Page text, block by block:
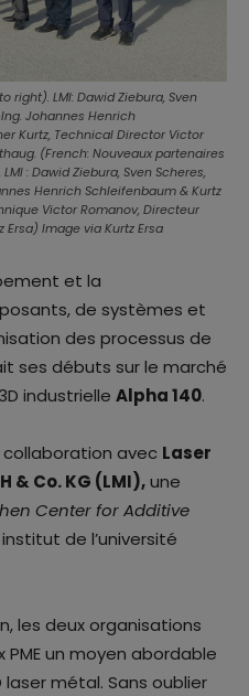
LMI: Dawid Ziebura, Sven
Johannes Henrich
Kurtz, Technical Director Victor
(French: Nouveaux partenaires
: Dawid Ziebura, Sven Scheres,
Henrich Schleifenbaum & Kurtz
Victor Romanov, Directeur
Ersa) Image via Kurtz Ersa
et la
de systèmes et
des processus de
ses débuts sur le marché
industrielle Alpha 140.
avec Laser
& Co. KG (LMI),une
Center for Additive
de l’université
les deux organisations
un moyen abordable
laser métal. Sans oublier